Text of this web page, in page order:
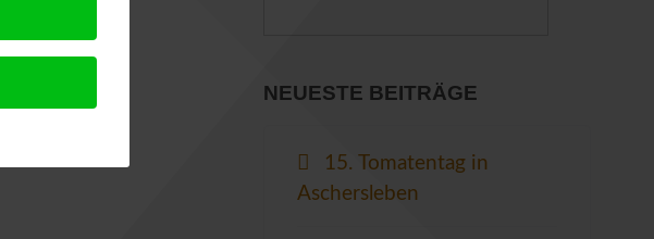
NEUESTE BEITRÄGE
15. Tomatentag in
Aschersleben